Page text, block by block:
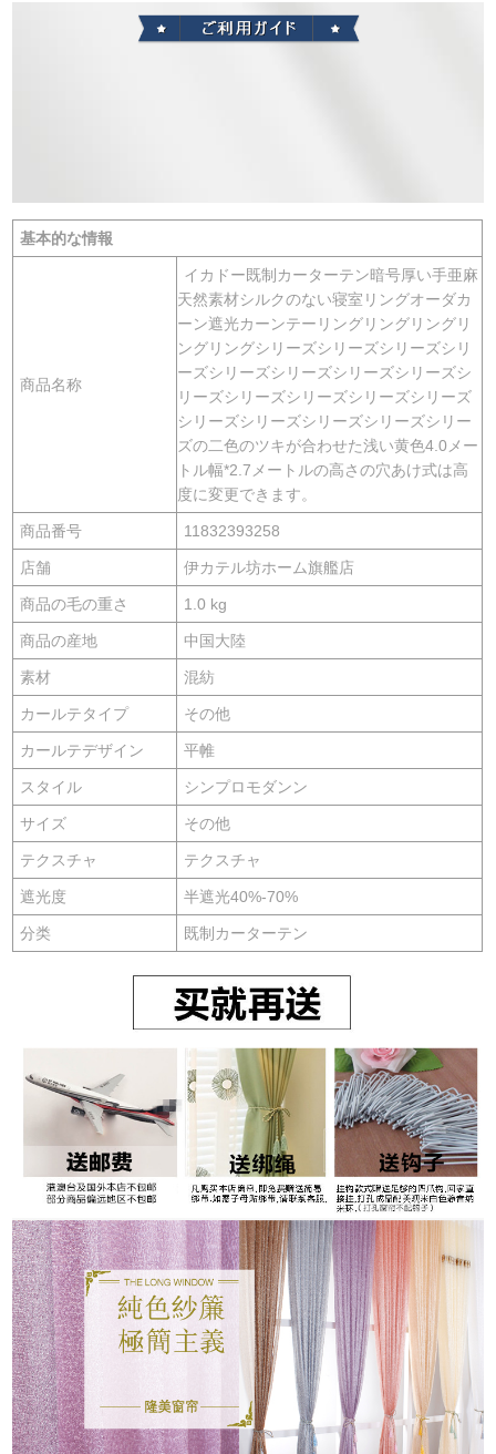
基本的な情報
商品名称
イカドー既制カーターテン暗号厚い手亜麻
天然素材シルクのない寝室リングオーダカ
ーン遮光カーンテーリングリングリングリ
ングリングシリーズシリーズシリーズシリ
ーズシリーズシリーズシリーズシリーズシ
リーズシリーズシリーズシリーズシリーズ
シリーズシリーズシリーズシリーズシリー
ズの二色のツキが合わせた浅い黄色4.0メー
トル幅*2.7メートルの高さの穴あけ式は高
度に変更できます。
商品番号 11832393258
店舗 伊カテル坊ホーム旗艦店
商品の毛の重さ 1.0 kg
商品の産地 中国大陸
素材 混紡
カールテタイプ その他
カールテデザイン 平帷
スタイル シンプロモダンン
サイズ その他
テクスチャ テクスチャ
遮光度 半遮光40%-70%
分类 既制カーターテン